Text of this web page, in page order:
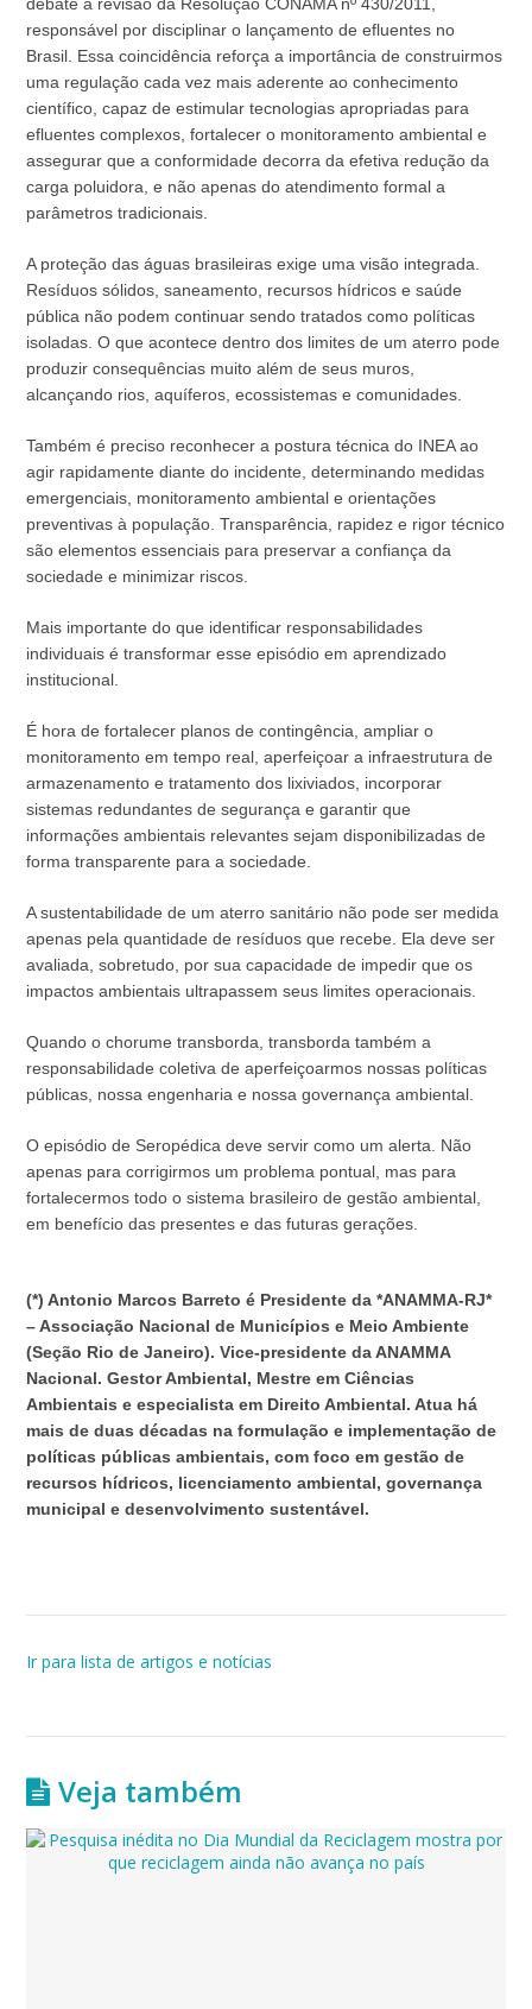
responsável por disciplinar o lançamento de efluentes no
Brasil. Essa coincidência reforça a importância de construirmos
uma regulação cada vez mais aderente ao conhecimento
científico, capaz de estimular tecnologias apropriadas para
efluentes complexos, fortalecer o monitoramento ambiental e
assegurar que a conformidade decorra da efetiva redução da
carga poluidora, e não apenas do atendimento formal a
parâmetros tradicionais.
A proteção das águas brasileiras exige uma visão integrada.
Resíduos sólidos, saneamento, recursos hídricos e saúde
pública não podem continuar sendo tratados como políticas
isoladas. O que acontece dentro dos limites de um aterro pode
produzir consequências muito além de seus muros,
alcançando rios, aquíferos, ecossistemas e comunidades.
Também é preciso reconhecer a postura técnica do INEA ao
agir rapidamente diante do incidente, determinando medidas
emergenciais, monitoramento ambiental e orientações
preventivas à população. Transparência, rapidez e rigor técnico
são elementos essenciais para preservar a confiança da
sociedade e minimizar riscos.
Mais importante do que identificar responsabilidades
individuais é transformar esse episódio em aprendizado
institucional.
É hora de fortalecer planos de contingência, ampliar o
monitoramento em tempo real, aperfeiçoar a infraestrutura de
armazenamento e tratamento dos lixiviados, incorporar
sistemas redundantes de segurança e garantir que
informações ambientais relevantes sejam disponibilizadas de
forma transparente para a sociedade.
A sustentabilidade de um aterro sanitário não pode ser medida
apenas pela quantidade de resíduos que recebe. Ela deve ser
avaliada, sobretudo, por sua capacidade de impedir que os
impactos ambientais ultrapassem seus limites operacionais.
Quando o chorume transborda, transborda também a
responsabilidade coletiva de aperfeiçoarmos nossas políticas
públicas, nossa engenharia e nossa governança ambiental.
O episódio de Seropédica deve servir como um alerta. Não
apenas para corrigirmos um problema pontual, mas para
fortalecermos todo o sistema brasileiro de gestão ambiental,
em benefício das presentes e das futuras gerações.
(*) Antonio Marcos Barreto é Presidente da *ANAMMA-RJ*
– Associação Nacional de Municípios e Meio Ambiente
(Seção Rio de Janeiro).Vice-presidente da ANAMMA
Nacional.Gestor Ambiental, Mestre em Ciências
Ambientais e especialista em Direito Ambiental. Atua há
mais de duas décadas na formulação e implementação de
políticas públicas ambientais, com foco em gestão de
recursos hídricos, licenciamento ambiental, governança
municipal e desenvolvimento sustentável.
Ir para lista de artigos e notícias
Veja também